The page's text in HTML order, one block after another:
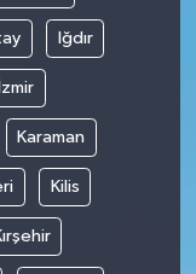
Iğdır
İzmir
Karaman
Kilis